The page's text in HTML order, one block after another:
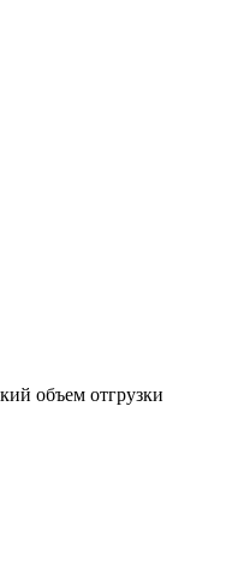
объем отгрузки